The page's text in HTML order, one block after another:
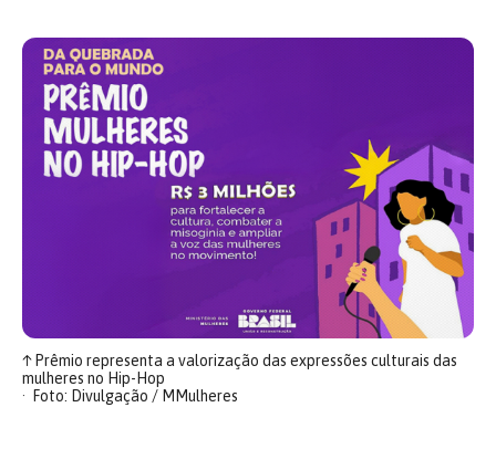
↑Prêmio representa a valorização das expressões culturais das
mulheres no Hip-Hop
Foto: Divulgação / MMulheres